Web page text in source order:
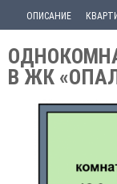
ОПИСАНИЕ
В ЖК